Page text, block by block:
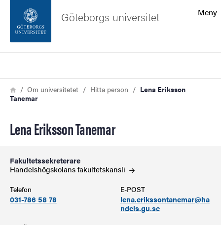
Sidfoten
Om webbplatsen
Meny
Göteborgs universitet
Länkstig
HemOm universitetet Hitta person
Lena Eriksson
Tanemar
Lena Eriksson Tanemar
Fakultetssekreterare
Handelshögskolansfakultetskansli
Telefon
031-786 58 78
E-POST
lena.erikssontanemar@ha
ndels.gu.se